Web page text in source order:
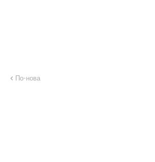
По-нова